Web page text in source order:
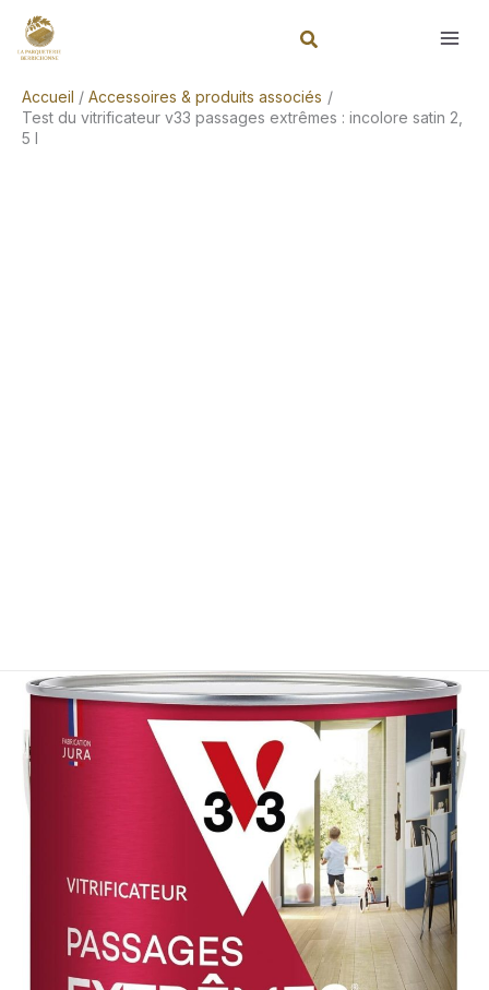
Accueil
Accessoires & produits associés
Test du vitrificateur v33 passages extrêmes : incolore satin 2,
5 l
Rechercher